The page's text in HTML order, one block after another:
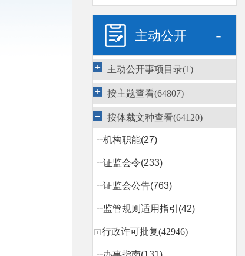
主动公开 -
主动公开事项目录(1)
按主题查看(64807)
按体裁文种查看(64120)
机构职能(27)
证监会令(233)
证监会公告(763)
监管规则适用指引 (42)
行政许可批复(42946)